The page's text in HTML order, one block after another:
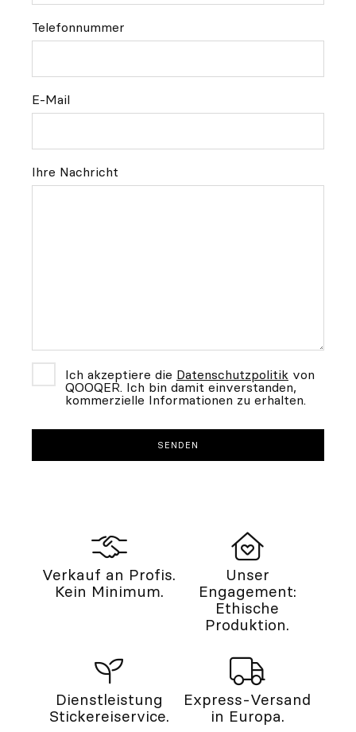
Telefonnummer
E-Mail
Ihre Nachricht
Ich akzeptiere die Datenschutzpolitik von
QOOQER. Ich bin damit einverstanden,
kommerzielle Informationen zu erhalten.
Verkauf an Profis.
Kein Minimum.
Unser
Engagement:
Ethische
Produktion.
Dienstleistung
Stickereiservice.
Express-Versand
in Europa.